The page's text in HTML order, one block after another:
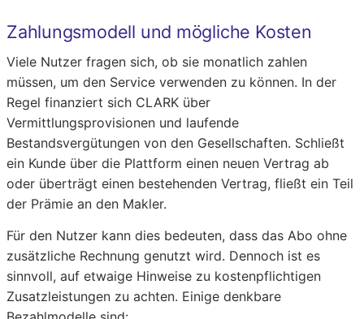
Zahlungsmodell und mögliche Kosten
Viele Nutzer fragen sich, ob sie monatlich zahlen
müssen, um den Service verwenden zu können. In der
Regel finanziert sich CLARK über
Vermittlungsprovisionen und laufende
Bestandsvergütungen von den Gesellschaften. Schließt
ein Kunde über die Plattform einen neuen Vertrag ab
oder überträgt einen bestehenden Vertrag, fließt ein Teil
der Prämie an den Makler.
Für den Nutzer kann dies bedeuten, dass das Abo ohne
zusätzliche Rechnung genutzt wird. Dennoch ist es
sinnvoll, auf etwaige Hinweise zu kostenpflichtigen
Zusatzleistungen zu achten. Einige denkbare